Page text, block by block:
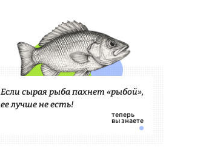
Если сырая рыба пахнет «рыбой»,
ее лучше не есть!